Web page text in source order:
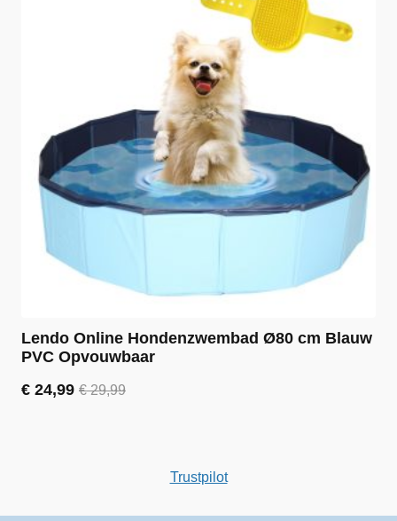
Lendo Online Hondenzwembad Ø80 cm Blauw
PVC Opvouwbaar
€29,99
Oorspronkelijke
€ 24,99
Huidige
Trustpilot